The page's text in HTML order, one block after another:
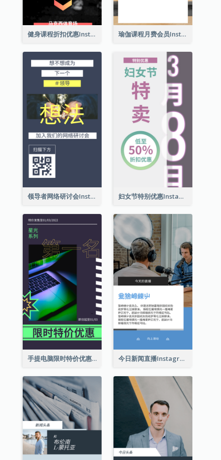
健身课程折扣优惠Instagram限时动态 瑜伽课程月费会员Instagram帖子
领导者网络研讨会Instagram限时动态 妇女节特别优惠Instagram限时动态
手提电脑限时特价优惠Instagram限时动态 今日新闻直播Instagram限时动态